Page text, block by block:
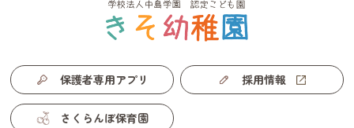
保護者専用アプリ 採用情報
さくらんぼ保育園